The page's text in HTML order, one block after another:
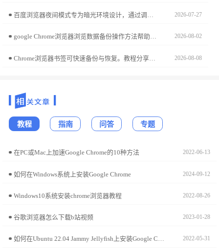
百度浏览器夜间模式专为暗光环境设计，通过调节亮度与色温有效降低蓝光刺激。跟随本文开启教程，助您打造温和舒适的夜读空间，全方位守护用眼健康。 2026-07-27
google Chrome浏览器浏览数据备份操作方法帮助用户在多设备间安全保存数据，实现书签、历史记录和设置的可靠备份与恢复。 2026-08-02
Chrome浏览器书签可快速备份与恢复。教程分享创新方法，包括数据管理、导入导出和同步设置技巧，帮助用户高效管理书签信息。 2026-08-08
教程 指南 问答 专题
在PC或Mac上加速Google Chrome的10种方法 2022-06-13
如何在Windows系统上安装Google Chrome 2024-09-12
Windows10系统安装chrome浏览器教程 2022-08-26
谷歌浏览器怎么下载b站视频 2023-01-28
如何在Ubuntu 22.04 Jammy Jellyfish上安装Google Chrome? 2022-05-31